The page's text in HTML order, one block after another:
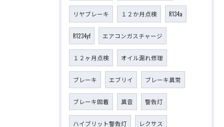
リヤブレーキ １２か月点検 R134a
R1234yf エアコンガスチャージ
１２ヶ月点検 オイル漏れ修理
ブレーキ エブリイ ブレーキ異常
ブレーキ固着 異音 警告灯
ハイブリット警告灯 レクサス